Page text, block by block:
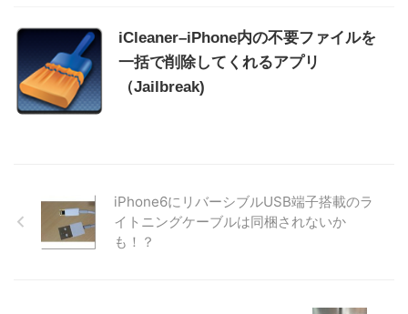
iCleaner–iPhone内の不要ファイルを
一括で削除してくれるアプリ
（Jailbreak)
iPhone6にリバーシブルUSB端子搭載のラ
イトニングケーブルは同梱されないか
も！？